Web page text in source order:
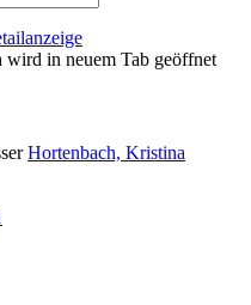
wird in neuem Tab geöffnet
Hortenbach, Kristina